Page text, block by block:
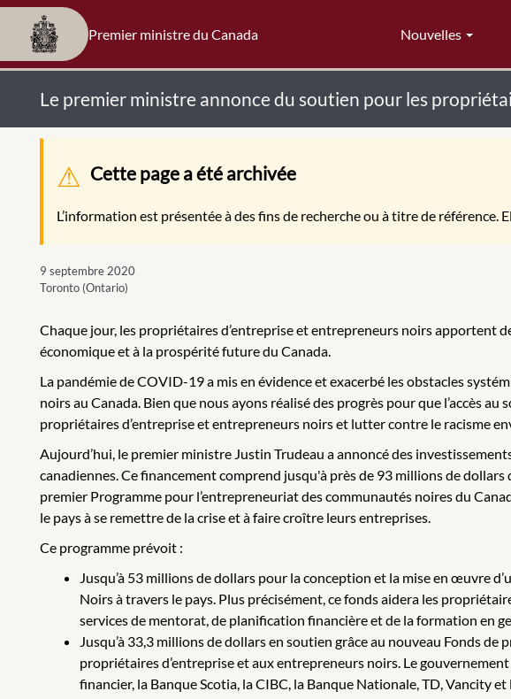
Premier ministre du Canada Nouvelles
Le premier ministre annonce du soutien pour les
Message d'avertissement
Cette page a été archivée
L’information est présentée à des fins de recherche ou à titre de référence.
9 septembre 2020
Toronto (Ontario)
Chaque jour, les propriétaires d’entreprise et entrepreneurs noirs apportent
économique et à la prospérité future du Canada.
La pandémie de COVID-19 a mis en évidence et exacerbé les obstacles
noirs au Canada. Bien que nous ayons réalisé des progrès pour que l’accès
propriétaires d’entreprise et entrepreneurs noirs et lutter contre le racisme
Aujourd’hui, le premier ministre Justin Trudeau a annoncé des
canadiennes. Ce financement comprend jusqu'à près de 93 millions de
premier Programme pour l’entrepreneuriat des communautés noires du
le pays à se remettre de la crise et à faire croître leurs entreprises.
Ce programme prévoit :
Jusqu’à 53 millions de dollars pour la conception et la mise en œuvre
Noirs à travers le pays. Plus précisément, ce fonds aidera les
services de mentorat, de planification financière et de la formation en
Jusqu’à 33,3 millions de dollars en soutien grâce au nouveau Fonds
propriétaires d’entreprise et aux entrepreneurs noirs. Le
financier, la Banque Scotia, la CIBC, la Banque Nationale, TD,